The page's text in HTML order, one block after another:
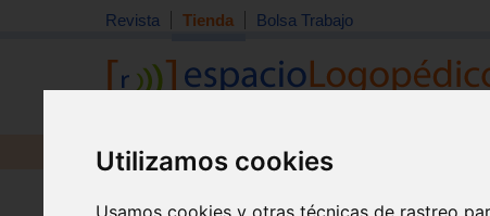
Utilizamos cookies
Revista Tienda Bolsa Trabajo
Revista Libros Material